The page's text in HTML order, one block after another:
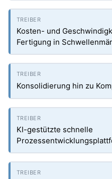
Kosten- und
Fertigung in
Konsolidierung hin zu
KI-gestützte schnelle